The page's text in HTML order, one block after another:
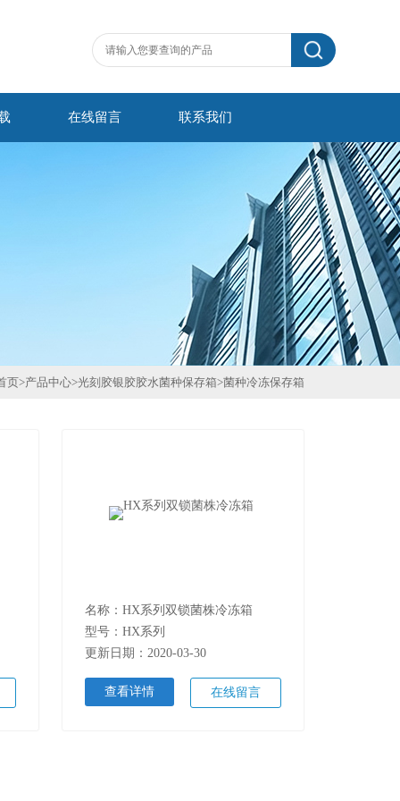
在线留言 联系我们
页>产品中心>光刻胶银胶胶水菌种保存箱>菌种冷冻保存箱
名称：HX系列双锁菌株冷冻箱
型号：HX系列
更新日期：2020-03-30
查看详情 在线留言